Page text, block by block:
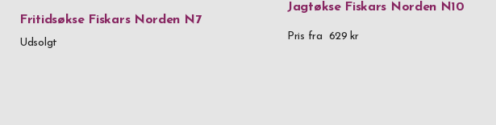
Fritidsøkse Fiskars Norden N7
Udsolgt
Jagtøkse Fiskars Norden N10
Pris fra 629 kr